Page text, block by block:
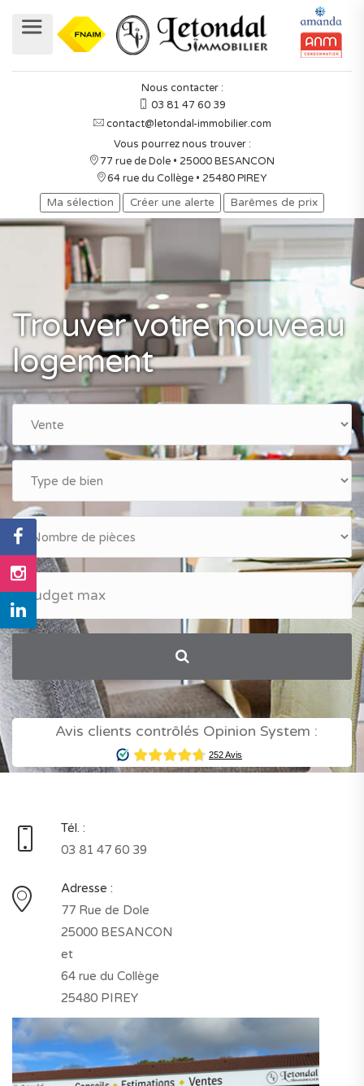
Nous contacter :
03 81 47 60 39
contact@letondal-immobilier.com
Vous pourrez nous trouver :
77 rue de Dole • 25000 BESANCON
64 rue du Collège • 25480 PIREY
Ma sélection Créer une alerte Barêmes de prix
Trouver votre nouveau
logement
Avis clients contrôlés Opinion System :
Tél. :
03 81 47 60 39
Adresse :
77 Rue de Dole
25000 BESANCON
et
64 rue du Collège
25480 PIREY